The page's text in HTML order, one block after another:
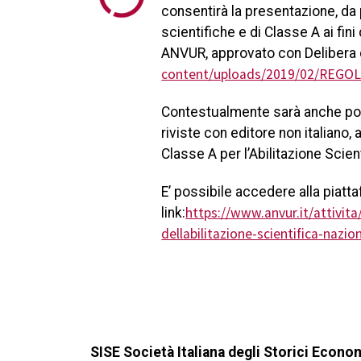
consentirà la presentazione,
scientifiche e di Classe A ai fini
ANVUR, approvato con
content/uploads/2019/02/
Contestualmente sarà anche
riviste con editore non
Classe A per l’Abilitazione
E’ possibile accedere alla
link:https://www.anvur.it/
dellabilitazione-scientifica-
SISE Società Italiana degli Storici